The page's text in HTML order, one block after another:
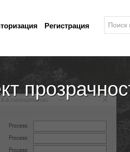
Регистрация